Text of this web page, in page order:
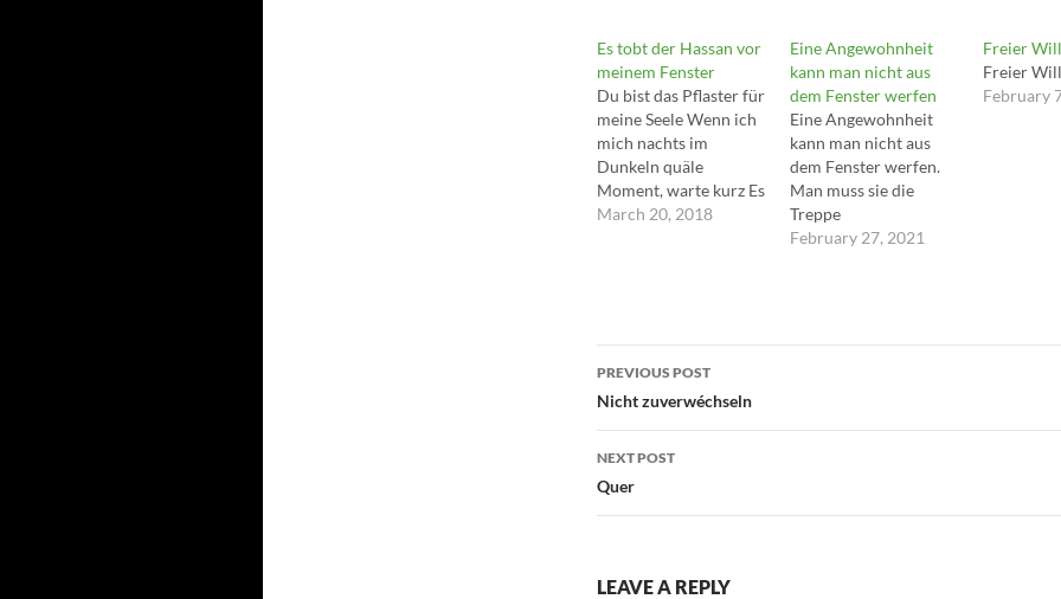
Es tobt der Hassan vor
meinem Fenster
Du bist das Pflaster für
meine Seele Wenn ich
mich nachts im
Dunkeln quäle
Moment, warte kurz Es
tobt der Hassan vor
March 20, 2018
Eine Angewohnheit
kann man nicht aus
dem Fenster werfen
Eine Angewohnheit
kann man nicht aus
dem Fenster werfen.
Man muss sie die
Treppe
hinunterprügeln, Stufe
February 27, 2021
Freier
Freier
February
Post
navigation
PREVIOUS POST
Nicht zuverwéchseln
NEXT POST
Quer
LEAVE A REPLY